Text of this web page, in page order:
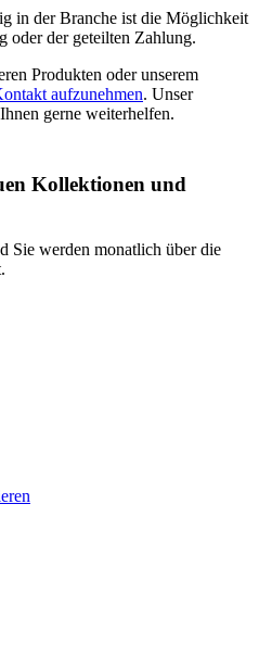
in der Branche ist die Möglichkeit
oder der geteilten Zahlung.
Produkten oder unserem
aufzunehmen. Unser
gerne weiterhelfen.
Kollektionen und
Sie werden monatlich über die